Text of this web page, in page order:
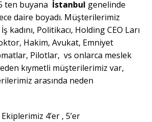
ten buyana İstanbul genelinde
daire boyadı. Müşterilerimiz
kadını, Politikacı, Holding CEO Ları
Hakim, Avukat, Emniyet
Pilotlar, vs onlarca meslek
kıymetli müşterilerimiz var,
arasında neden
4’er , 5’er